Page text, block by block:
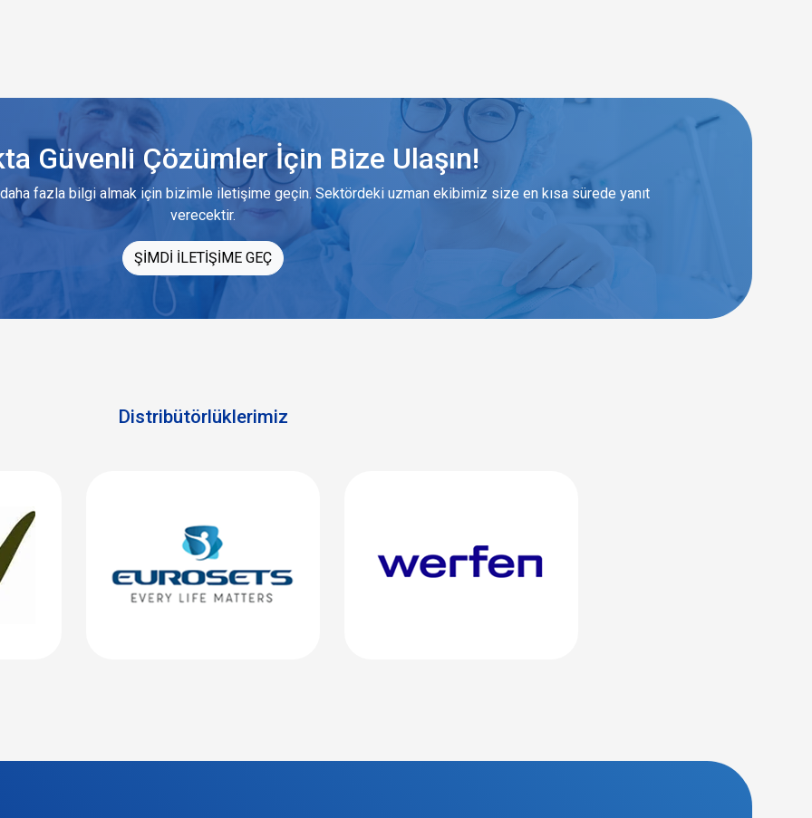
Güvenli Çözümler İçin Bize Ulaşın!
fazla bilgi almak için bizimle iletişime geçin. Sektördeki uzman ekibimiz size en kısa sürede yanıt
verecektir.
ŞİMDİ İLETİŞİME GEÇ
Distribütörlüklerimiz